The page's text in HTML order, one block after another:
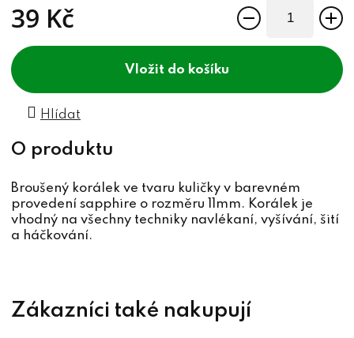
39 Kč
do košíku
Hlídat
Broušený korálek ve tvaru kuličky v barevném
provedení sapphire o rozměru 11mm. Korálek je
vhodný na všechny techniky navlékaní, vyšívání, šití
a háčkování.